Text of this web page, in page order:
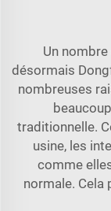
Un
désormais
nombreuses
traditionnelle.
usine, les
comme
normale. Cela